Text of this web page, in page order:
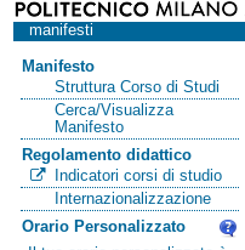
manifesti
Manifesto
Struttura Corso di Studi
Cerca/Visualizza
Manifesto
Regolamento didattico
Indicatori corsi di studio
Internazionalizzazione
Orario Personalizzato